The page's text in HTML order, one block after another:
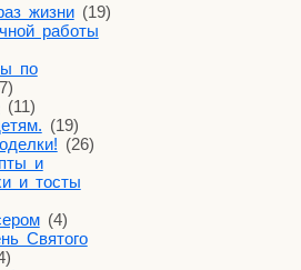
жизни(19)
работы
по
(11)
(19)
(26)
и
и тосты
(4)
Святого